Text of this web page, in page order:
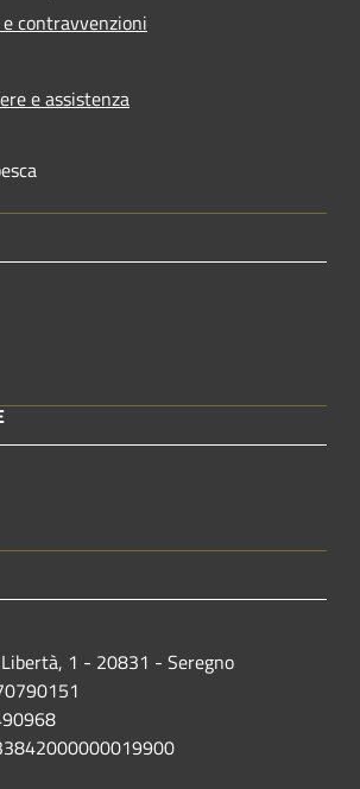
contravvenzioni
e assistenza
1 - 20831 - Seregno